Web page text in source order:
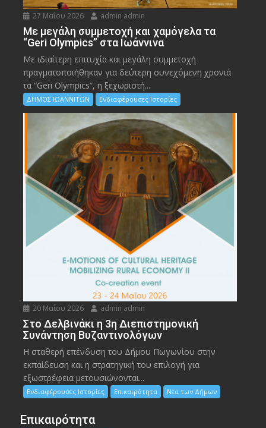
27 Μαΐου 2026 admin admin
Με μεγάλη συμμετοχή και χαμόγελα τα
“Geri Olympics” στα Ιωάννινα
Με ιδιαίτερη επιτυχία και μεγάλη συμμετοχή
πραγματοποιήθηκαν για δεύτερη συνεχόμενη χρονιά
τα “Geri Olympics”, η ξεχωριστή...
ΔΗΜΟΣ ΙΩΑΝΝΙΤΩΝ Ενδιαφέρουσες Ιστορίες
20 Μαΐου 2026 admin admin
Στο Δελβινάκι η 3η Διεπιστημονική
Συνάντηση Βυζαντινολόγων
Η σταθερή επένδυση του Δήμου Πωγωνίου στην
εκπαίδευση και η στρατηγική του επιλογή για
εξωστρέφεια μετουσιώνονται...
Ενδιαφέρουσες Ιστορίες Επικαιρότητα Νέα των Δήμων
Επικαιρότητα